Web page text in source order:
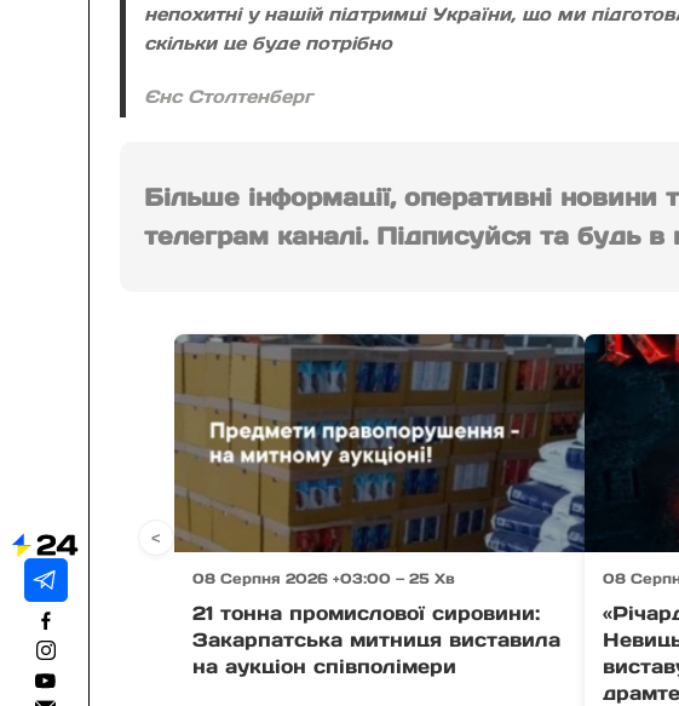
непохитні у нашій підтримці України, що ми
скільки це буде потрібно
Єнс Столтенберг
Більше інформації, оперативні
телеграм каналі. Підписуйся та будь в
08 Серпня 2026 +03:00 — 25 Хв
21 тонна промислової сировини:
Закарпатська митниця виставила
на аукціон співполімери
08
<